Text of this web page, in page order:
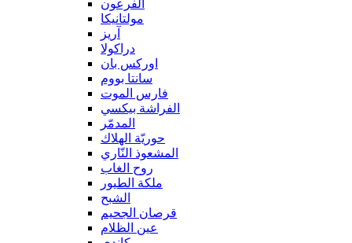
الفرعون
مولتانيكا
آريز
دراكولا
اوركس بان
سانتا بووم
فارس الموت
الفراشة بيكسي
المدمّر
حوريّة الهلاك
المشعوذ النّاري
روح الغاب
ملكة الطيور
الشبح
قرصان الجحيم
عين الظلام